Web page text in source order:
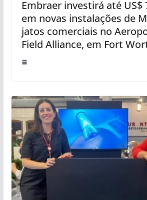
Embraer investirá até US$
em novas instalações de
jatos comerciais no
Field Alliance, em Fort